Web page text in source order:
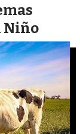
Niño